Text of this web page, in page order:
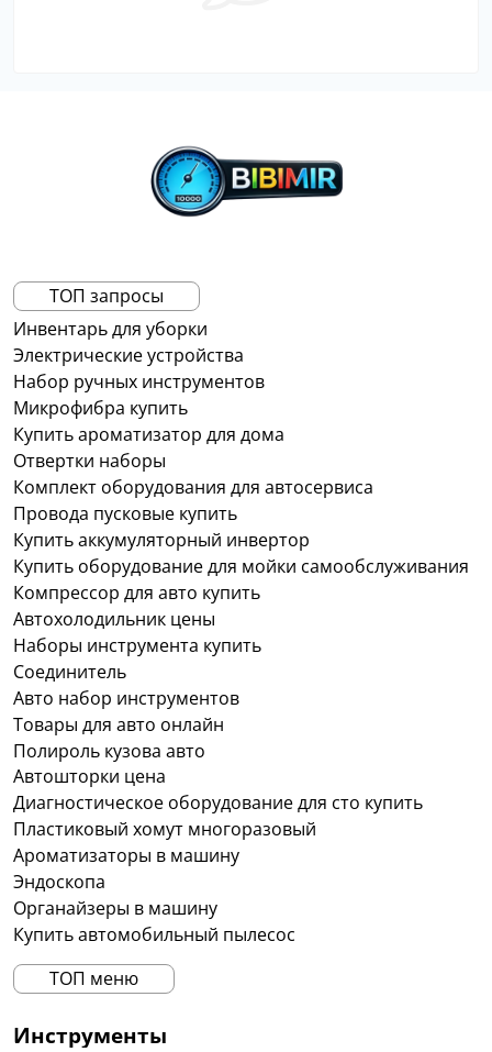
ТОП запросы
Инвентарь для уборки
Электрические устройства
Набор ручных инструментов
Микрофибра купить
Купить ароматизатор для дома
Отвертки наборы
Комплект оборудования для автосервиса
Провода пусковые купить
Купить аккумуляторный инвертор
Купить оборудование для мойки самообслуживания
Компрессор для авто купить
Автохолодильник цены
Наборы инструмента купить
Соединитель
Авто набор инструментов
Товары для авто онлайн
Полироль кузова авто
Автошторки цена
Диагностическое оборудование для сто купить
Пластиковый хомут многоразовый
Ароматизаторы в машину
Эндоскопа
Органайзеры в машину
Купить автомобильный пылесос
ТОП меню
Инструменты